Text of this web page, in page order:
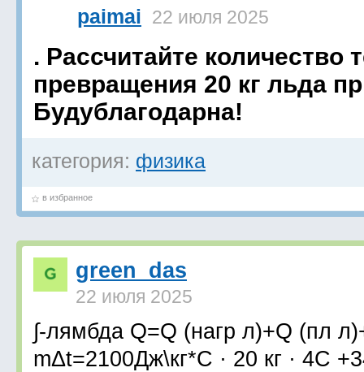
paimai 22 июля 2025
. Рассчитайте количество
превращения 20 кг льда
Будублагодарна!
категория: физика
в избранное
green_das
22 июля 2025
∫-лямбда Q=Q (нагр л)+Q (пл
mΔt=2100Дж\кг*С · 20 кг · 4С